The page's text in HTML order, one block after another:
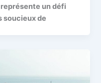
un défi
soucieux de